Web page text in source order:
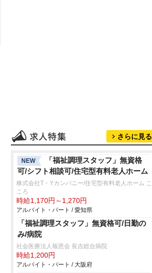
さらに見る
NEW
「福祉調理スタッフ」無資格
可/シフト相談可/住宅型有料老人ホーム
株式会社T・Yカンパニー/住宅型有料老人ホーム こ
ころ
時給1,170円～1,270円
アルバイト・パート / 愛知県
「福祉調理スタッフ」無資格可/日勤の
み/病院
社会医療法人報恩会 長吉総合病院
時給1,200円
アルバイト・パート / 大阪府